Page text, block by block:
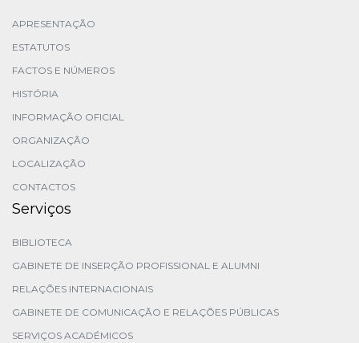
APRESENTAÇÃO
ESTATUTOS
FACTOS E NÚMEROS
HISTÓRIA
INFORMAÇÃO OFICIAL
ORGANIZAÇÃO
LOCALIZAÇÃO
CONTACTOS
Serviços
BIBLIOTECA
GABINETE DE INSERÇÃO PROFISSIONAL E ALUMNI
RELAÇÕES INTERNACIONAIS
GABINETE DE COMUNICAÇÃO E RELAÇÕES PÚBLICAS
SERVIÇOS ACADÉMICOS